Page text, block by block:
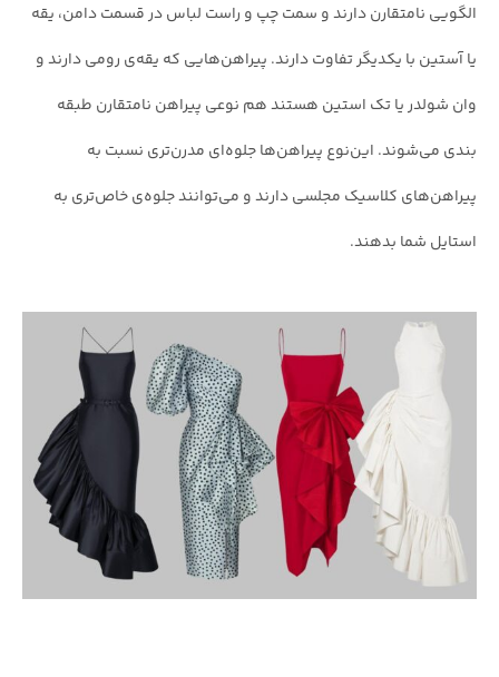
الگویی نامتقارن دارند و سمت چپ و راست لباس در قسمت دامن، یقه
یا آستین با یکدیگر تفاوت دارند. پیراهن‌هایی که یقه‌ی رومی دارند و
وان شولدر یا تک استین هستند هم نوعی پیراهن نامتقارن طبقه
بندی می‌شوند. این‌نوع پیراهن‌ها جلوه‌ای مدرن‌تری نسبت به
پیراهن‌های کلاسیک مجلسی دارند و می‌توانند جلوه‌ی خاص‌تری به
استایل شما بدهند.